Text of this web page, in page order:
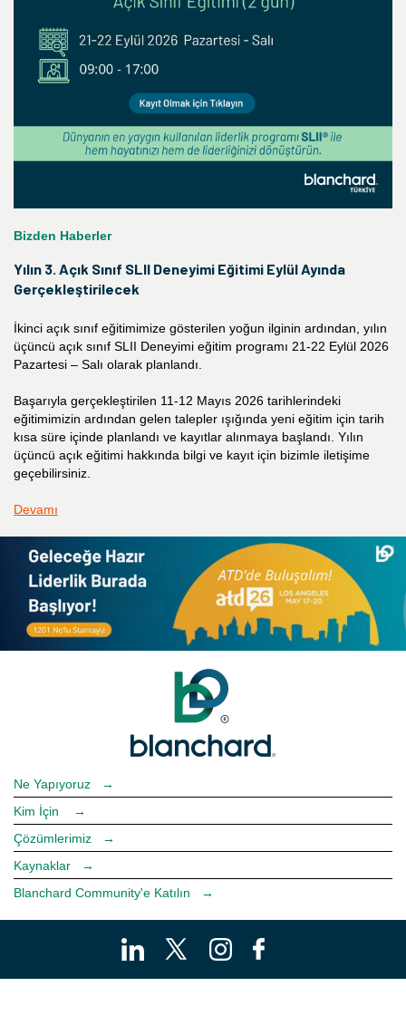
Bizden Haberler
Yılın 3. Açık Sınıf SLII Deneyimi Eğitimi Eylül Ayında
Gerçekleştirilecek
İkinci açık sınıf eğitimimize gösterilen yoğun ilginin ardından, yılın
üçüncü açık sınıf SLII Deneyimi eğitim programı 21-22 Eylül 2026
Pazartesi – Salı olarak planlandı.
Başarıyla gerçekleştirilen 11-12 Mayıs 2026 tarihlerindeki
eğitimimizin ardından gelen talepler ışığında yeni eğitim için tarih
kısa süre içinde planlandı ve kayıtlar alınmaya başlandı. Yılın
üçüncü açık eğitimi hakkında bilgi ve kayıt için bizimle iletişime
geçebilirsiniz.
Devamı
Ne Yapıyoruz →
Kim İçin
→
Çözümlerimiz →
Kaynaklar →
Blanchard Community'e Katılın →